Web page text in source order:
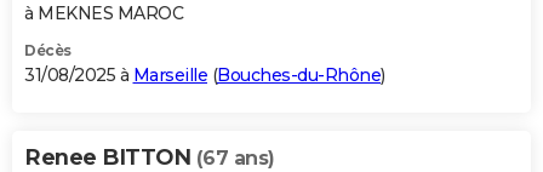
à MEKNES MAROC
Décès
31/08/2025 à Marseille (Bouches-du-Rhône)
Renee BITTON (67 ans)